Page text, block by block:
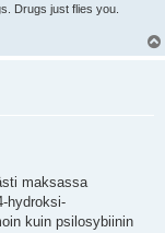
Drugs just flies you.
maksassa
hydroksi-
kuin psilosybiinin